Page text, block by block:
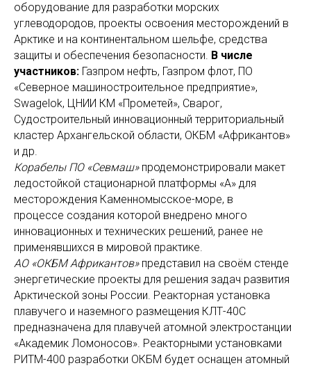
оборудование для разработки морских
углеводородов, проекты освоения месторождений в
Арктике и на континентальном шельфе, средства
защиты и обеспечения безопасности. В числе
участников: Газпром нефть, Газпром флот, ПО
«Северное машиностроительное предприятие»,
Swagelok, ЦНИИ КМ «Прометей», Сварог,
Судостроительный инновационный территориальный
кластер Архангельской области, ОКБМ «Африкантов»
и др.
Корабелы ПО «Севмаш»продемонстрировали макет
ледостойкой стационарной платформы «А» для
месторождения Каменномысское-море, в
процессе создания которой внедрено много
инновационных и технических решений, ранее не
применявшихся в мировой практике.
АО «ОКБМ Африкантов»представил на своём стенде
энергетические проекты для решения задач развития
Арктической зоны России. Реакторная установка
плавучего и наземного размещения КЛТ-40С
предназначена для плавучей атомной электростанции
«Академик Ломоносов». Реакторными установками
РИТМ-400 разработки ОКБМ будет оснащен атомный